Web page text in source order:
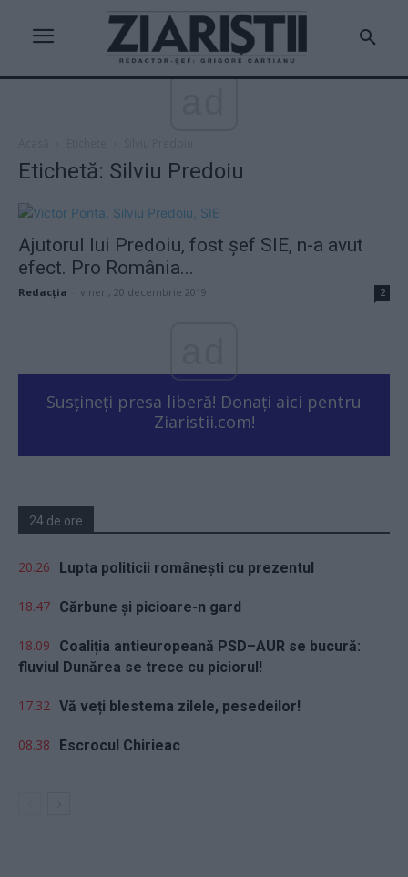
Etichetă: Silviu Predoiu
Ajutorul lui Predoiu, fost șef SIE, n-a avut
efect. Pro România...
Redacţia vineri, 20 decembrie 2019 2
Susțineți presa liberă! Donați aici pentru
Ziaristii.com!
24 de ore
20.26 Lupta politicii românești cu prezentul
18.47 Cărbune și picioare-n gard
18.09
Coaliția antieuropeană PSD–AUR se bucură:
fluviul Dunărea se trece cu piciorul!
17.32 Vă veți blestema zilele, pesedeilor!
08.38 Escrocul Chirieac